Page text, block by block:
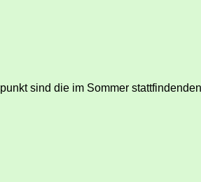
sind die im Sommer